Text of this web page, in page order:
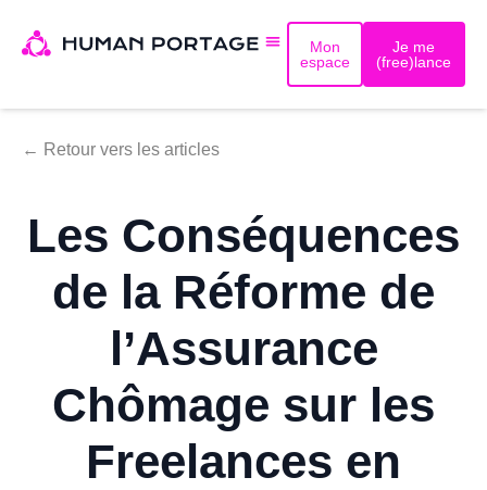
Mon
espace
Je me
(free)lance
← Retour vers les articles
Les Conséquences
de la Réforme de
l’Assurance
Chômage sur les
Freelances en